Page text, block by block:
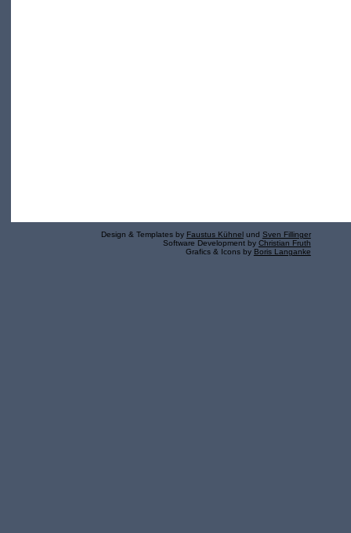
Design & Templates by Faustus Kühnel und Sven Fillinger
Software Development by Christian Fruth
Grafics & Icons by Boris Langanke